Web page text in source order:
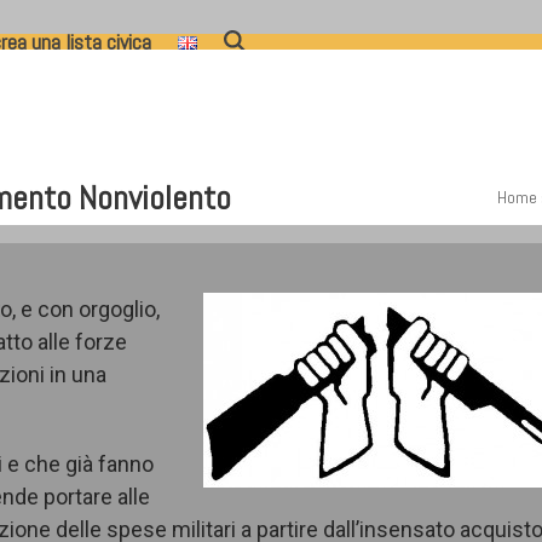
una lista civica
Nonviolento Home
e con orgoglio,
alle forze
in una
che già fanno
portare alle
delle spese militari a partire dall’insensato acquisto